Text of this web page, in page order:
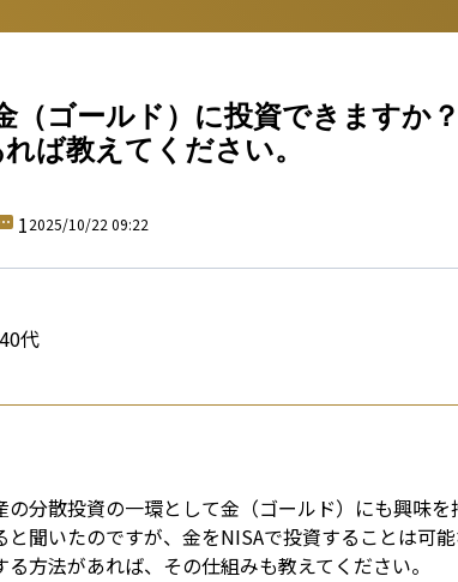
（ゴールド）に投資できますか
ば教えてください。
12025/10/22 09:22
40代
の分散投資の一環として金（ゴールド）にも興味
と聞いたのですが、金をNISAで投資することは可
る方法があれば、その仕組みも教えてください。